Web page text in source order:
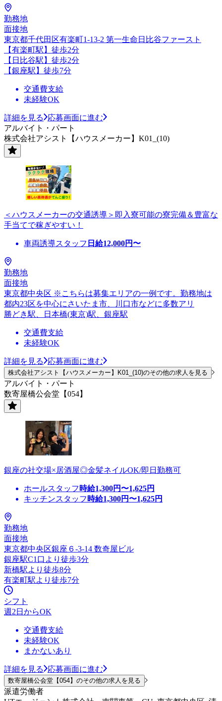
勤務地
面接地
東京都千代田区有楽町1-13-2 第一生命日比谷ファースト
【有楽町駅】徒歩2分
【日比谷駅】徒歩2分
【銀座駅】徒歩7分
交通費支給
未経験OK
詳細を見る
応募画面に進む
アルバイト・パート
株式会社アシスト【ハウスメーカー】K01_(10)
＜ハウスメーカーの交通誘導＞即入寮可能の寮完備＆豊富な
手当てで稼ぎやすい！
車両誘導スタッフ 日給12,000円〜
勤務地
面接地
東京都中央区 ※こちらは募集エリアの一例です。勤務地は
都内23区を中心にさいたま市、川口市などに多数アリ
勝どき駅、日本橋(東京)駅、銀座駅
交通費支給
未経験OK
詳細を見る 応募画面に進む
株式会社アシスト【ハウスメーカー】K01_(10)のその他の求人を見る
アルバイト・パート
数寄屋橋公会堂【054】
銀座の社交場×居酒屋◎金髪ネイルOK/即日勤務可
ホールスタッフ 時給1,300円〜1,625円
キッチンスタッフ 時給1,300円〜1,625円
勤務地
面接地
東京都中央区銀座６-3-14 数奇屋ビル
銀座駅C1口より徒歩3分
新橋駅より徒歩8分
有楽町駅より徒歩7分
シフト
週2日からOK
交通費支給
未経験OK
まかないあり
詳細を見る 応募画面に進む
数寄屋橋公会堂【054】のその他の求人を見る
派遣労働者